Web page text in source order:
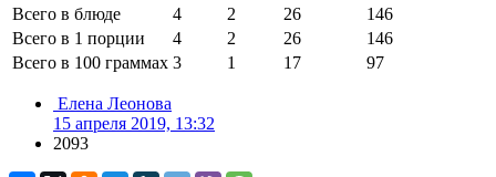
Всего в блюде
4 2 26
146
Всего в 1 порции
4 2 26
146
Всего в 100 граммах 3 1 17 97
Елена Леонова
15 апреля 2019, 13:32
2093